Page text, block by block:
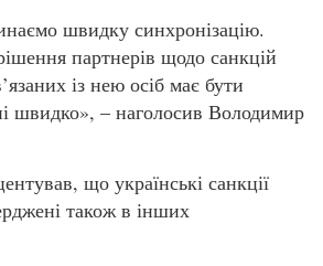
швидку синхронізацію.
партнерів щодо санкцій
із нею осіб має бути
швидко», – наголосив Володимир
що українські санкції
також в інших